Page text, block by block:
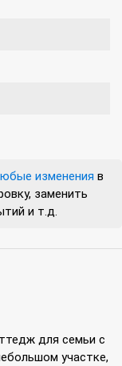
изменения в
заменить
и т.д.
для семьи с
участке,